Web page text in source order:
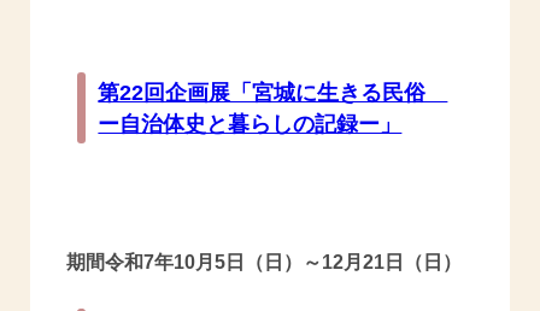
第22回企画展「宮城に生きる民俗
ー自治体史と暮らしの記録ー」
期間令和7年10月5日（日）～12月21日（日）